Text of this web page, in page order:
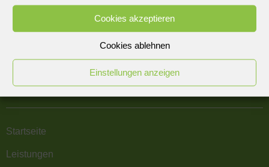
Cookies akzeptieren
Cookies ablehnen
Einstellungen anzeigen
Telefon: +49 711 633 435 – 0
E-Mail: kontakt@rws-net.de
Über uns
Startseite
Leistungen